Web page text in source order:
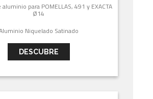
para POMELLAS, 491 y EXACTA
Ø14
Niquelado Satinado
DESCUBRE